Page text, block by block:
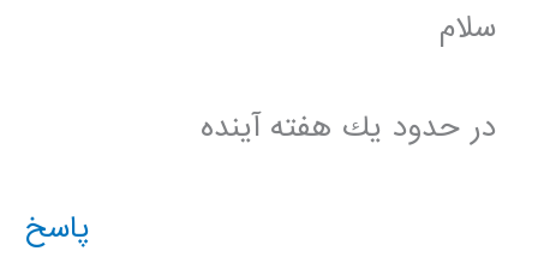
سلام
در حدود يك هفته آينده
پاسخ